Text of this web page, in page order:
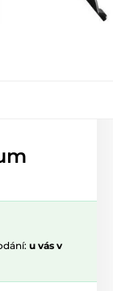
u vás v